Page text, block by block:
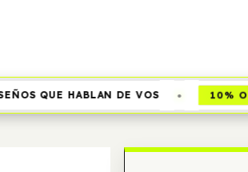
QUE HABLAN DE VOS • 10% OFF